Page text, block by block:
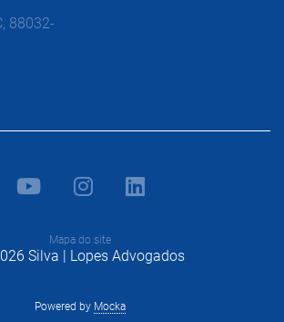
88032-
Mapa do site
Silva | Lopes Advogados
Powered by Mocka